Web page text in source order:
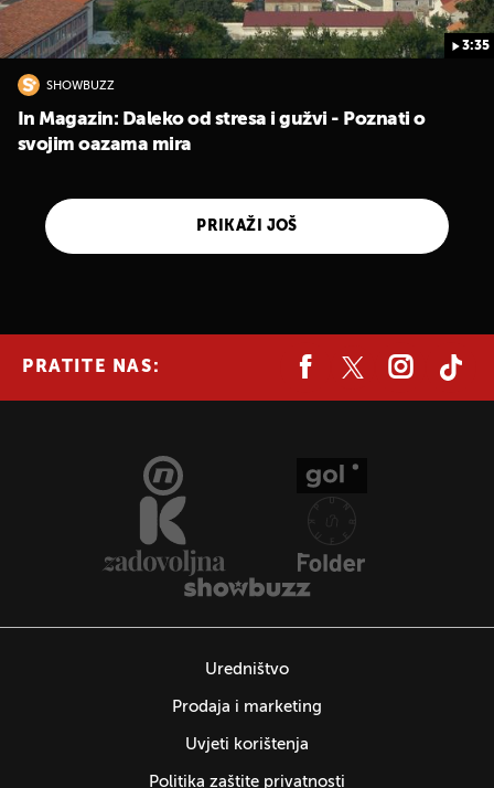
3:35
SHOWBUZZ
In Magazin: Daleko od stresa i gužvi - Poznati o
svojim oazama mira
PRIKAŽI JOŠ
PRATITE NAS:
Uredništvo
Prodaja i marketing
Uvjeti korištenja
Politika zaštite privatnosti